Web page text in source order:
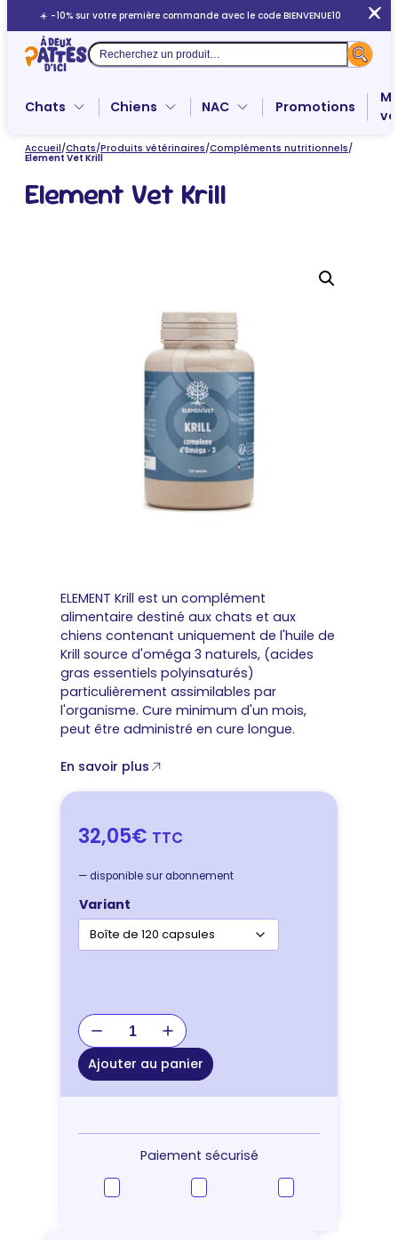
au
contenu
☀️ -10% sur votre première commande avec le code BIENVENUE10
Recherche
Chats Chiens NAC Promotions
Accueil/Chats/Produits vétérinaires/Compléments nutritionnels/
Element Vet Krill
Element Vet Krill
ELEMENT Krill est un complément
alimentaire destiné aux chats et aux
chiens contenant uniquement de l'huile de
Krill source d'oméga 3 naturels, (acides
gras essentiels polyinsaturés)
particulièrement assimilables par
l'organisme. Cure minimum d'un mois,
peut être administré en cure longue.
En savoir plus
32,05€ TTC
— disponible sur abonnement
Variant
quantité
de
Element
Vet
Krill
Ajouter au panier
Paiement sécurisé